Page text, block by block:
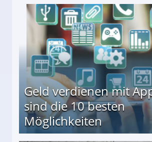
↻ Täglich neue Produkttests
Geld verdienen mit
sind die 10 besten
Möglichkeiten